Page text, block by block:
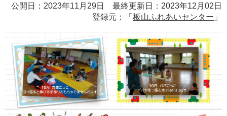
公開日：2023年11月29日 最終更新日：2023年12月02日
登録元：「 板山ふれあいセンター 」